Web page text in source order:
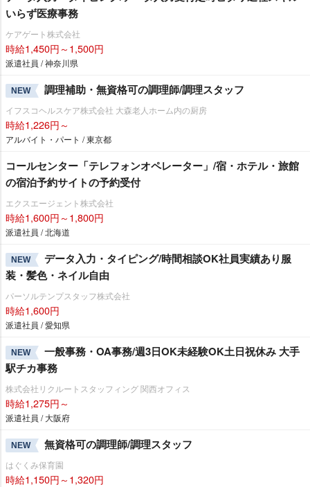
いらず医療事務
ケアゲート株式会社
時給1,450円～1,500円
派遣社員 / 神奈川県
NEW 調理補助・無資格可の調理師/調理スタッフ
イフスコヘルスケア株式会社 大森老人ホーム内の厨房
時給1,226円～
アルバイト・パート / 東京都
コールセンター「テレフォンオペレーター」/宿・ホテル・旅館
の宿泊予約サイトの予約受付
エクスエージェント株式会社
時給1,600円～1,800円
派遣社員 / 北海道
NEW
データ入力・タイピング/時間相談OK社員実績あり服
装・髪色・ネイル自由
パーソルテンプスタッフ株式会社
時給1,600円
派遣社員 / 愛知県
NEW
一般事務・OA事務/週3日OK未経験OK土日祝休み 大手
駅チカ事務
株式会社リクルートスタッフィング 関西オフィス
時給1,275円～
派遣社員 / 大阪府
NEW 無資格可の調理師/調理スタッフ
はぐくみ保育園
時給1,150円～1,320円